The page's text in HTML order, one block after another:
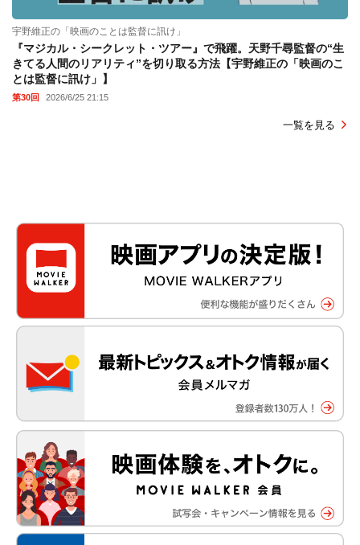
宇野維正の「映画のことは監督に訊け」
『マジカル・シークレット・ツアー』で飛躍。天野千尋監督の“生
きてる人間のリアリティ”を切り取る方法【宇野維正の「映画のこ
とは監督に訊け」】
第30回 2026/6/25 21:15
一覧を見る